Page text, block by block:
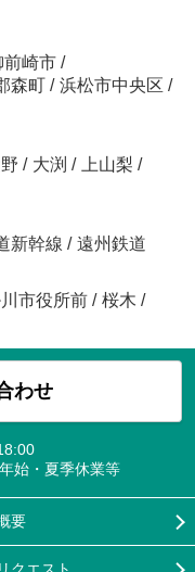
前崎市 /
森町 / 浜松市中央区 /
/ 大渕 / 上山梨 /
新幹線 / 遠州鉄道
市役所前 / 桜木 /
わせ
始・夏季休業等
要